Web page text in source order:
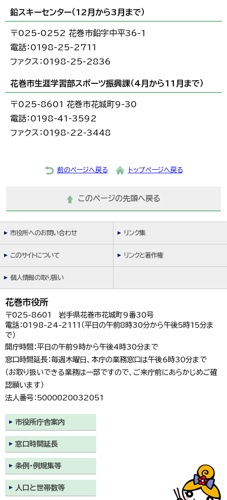
鉛スキーセンター（12月から3月まで）
〒025-0252 花巻市鉛字中平36-1
電話：0198-25-2711
ファクス：0198-25-2836
花巻市生涯学習部スポーツ振興課（4月から11月まで）
〒025-8601 花巻市花城町9-30
電話：0198-41-3592
ファクス：0198-22-3448
前のページへ戻る トップページへ戻る
このページの先頭へ戻る
市役所へのお問い合わせ リンク集
このサイトについて リンクと著作権
個人情報の取り扱い
花巻市役所
〒025-8601 岩手県花巻市花城町9番30号
電話：0198-24-2111（平日の午前8時30分から午後5時15分ま
で）
開庁時間：平日の午前9時から午後4時30分まで
窓口時間延長：毎週木曜日、本庁の業務窓口は午後6時30分まで
（お取り扱いできる業務は一部ですので、ご来庁前にあらかじめご確
認願います）
法人番号：5000020032051
市役所庁舎案内
窓口時間延長
条例・例規集等
人口と世帯数等